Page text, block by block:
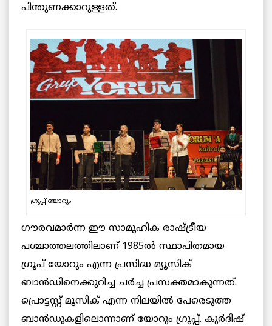
പിന്തുണക്കാറുള്ളത്.
ഗ്രുപ്പ് യോറും
ഗൗരവമാർന്ന ഈ സാമൂഹിക രാഷ്ട്രീയ
പശ്ചാത്തലത്തിലാണ് 1985ൽ സ്ഥാപിതമായ
ഗ്രൂപ് യോറും എന്ന പ്രസിദ്ധ മ്യൂസിക്
ബാൻഡിനെക്കുറിച്ച ചർച്ച പ്രസക്തമാകുന്നത്.
പ്രൊട്ടസ്റ്റ് മൂസിക് എന്ന നിലയിൽ പേരെടുത്ത
ബാൻഡുകളിലൊന്നാണ് യോറും ഗ്രൂപ്പ്. കുർദിഷ്